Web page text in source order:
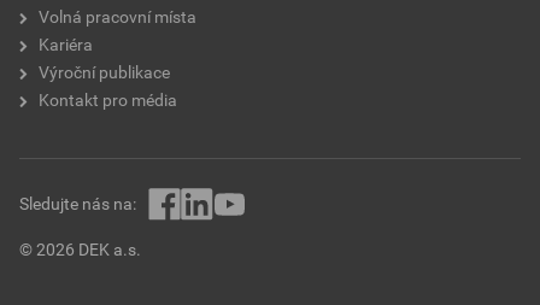
Volná pracovní místa
Kariéra
Výroční publikace
Kontakt pro média
© 2026 DEK a.s.
Sledujte nás na: